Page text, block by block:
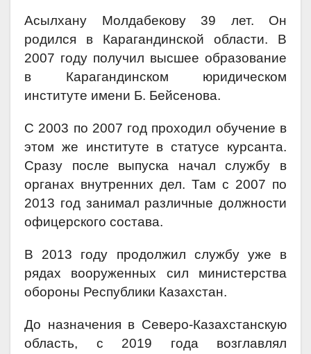
Асылхану Молдабекову 39 лет. Он
родился в Карагандинской области. В
2007 году получил высшее образование
в Карагандинском юридическом
институте имени Б. Бейсенова.
С 2003 по 2007 год проходил обучение в
этом же институте в статусе курсанта.
Сразу после выпуска начал службу в
органах внутренних дел. Там с 2007 по
2013 год занимал различные должности
офицерского состава.
В 2013 году продолжил службу уже в
рядах вооруженных сил министерства
обороны Республики Казахстан.
До назначения в Северо-Казахстанскую
область, с 2019 года возглавлял